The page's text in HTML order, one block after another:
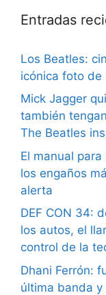
Entradas
Los Beatles:
icónica foto de
Mick Jagger
también
The Beatles
El manual
los engaños
alerta
DEF CON 34:
los autos, el
control de la
Dhani Ferrón:
última banda